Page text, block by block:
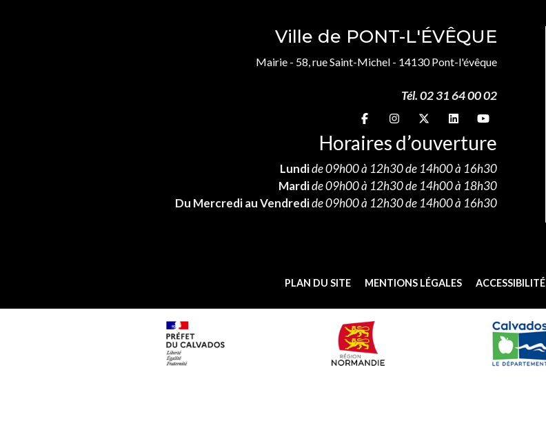
Ville de PONT-L'ÉVÊQUE
Mairie - 58, rue Saint-Michel - 14130 Pont-l'évêque
Tél. 02 31 64 00 02
Suivez-nous sur
Suivez-nous sur
Suivez-nous sur
Suivez-nous sur
Suivez-nous sur
Horaires d’ouverture
Lundide 09h00 à 12h30 de 14h00 à 16h30
Mardide 09h00 à 12h30 de 14h00 à 18h30
Du Mercredi au Vendredide 09h00 à 12h30 de 14h00 à 16h30
PLAN DU SITE MENTIONS LÉGALES ACCESSIBILITÉ